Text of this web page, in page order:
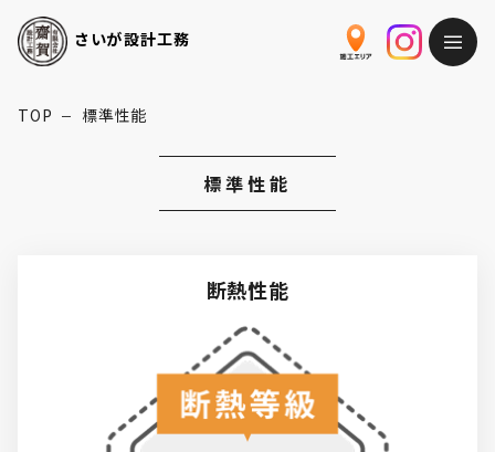
さいが設計工務
TOP ー 標準性能
標準性能
断熱性能